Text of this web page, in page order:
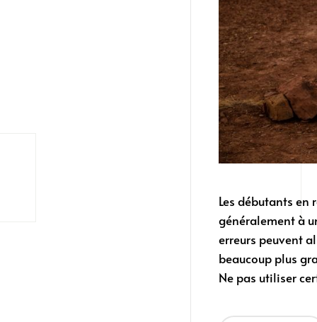
Les débutants en
généralement à
erreurs peuvent
beaucoup plus
Ne pas utiliser